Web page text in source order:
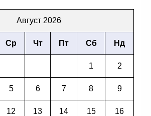
Август 2026
Ср Чт Пт Сб Нд
1 2
5 6 7 8 9
12 13 14 15 16